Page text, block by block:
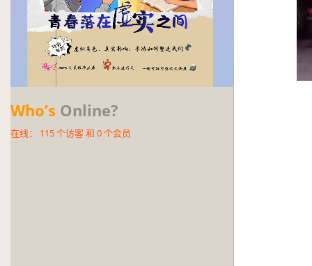
Who’s Online?
在线： 115个访客 和 0个会员